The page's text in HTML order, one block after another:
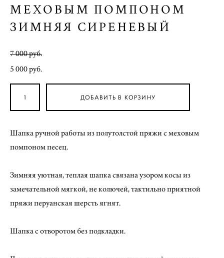
МЕХОВЫМ ПОМПОНОМ
ЗИМНЯЯ СИРЕНЕВЫЙ
7 000 pуб.
5 000 pуб.
ДОБАВИТЬ В КОРЗИНУ
Шапка ручной работы из полутолстой пряжи с меховым
помпоном песец.
Зимняя уютная, теплая шапка связана узором косы из
замечательной мягкой, не колючей, тактильно приятной
пряжи перуанская шерсть ягнят.
Шапка с отворотом без подкладки.